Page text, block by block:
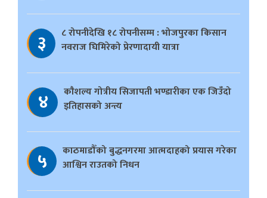
३
८ रोपनीदेखि १८ रोपनीसम्म : भोजपुरका किसान
नवराज घिमिरेको प्रेरणादायी यात्रा
४
काैशल्य गोत्रीय सिजापती भण्डारीका एक जिउँदो
इतिहासको अन्त्य
५
काठमाडौँको बुद्धनगरमा आत्मदाहको प्रयास गरेका
आश्विन राउतको निधन